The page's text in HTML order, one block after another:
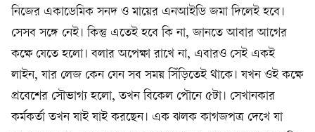
নিজের একাডেমিক সনদ ও মায়ের এনআইডি জমা দিলেই হবে।
সেসব সঙ্গে নেই। কিন্তু এতেই হবে কি না, জানতে আবার আগের
কক্ষে যেতে হলো। বলার অপেক্ষা রাখে না, এবারও সেই একই
লাইন, যার লেজ কেন যেন সব সময় সিঁড়িতেই থাকে। যখন ওই কক্ষে
প্রবেশের সৌভাগ্য হলো, তখন বিকেল পৌনে ৫টা। সেখানকার
কর্মকর্তা তখন যাই যাই করছেন। এক ঝলক কাগজপত্র দেখে যা